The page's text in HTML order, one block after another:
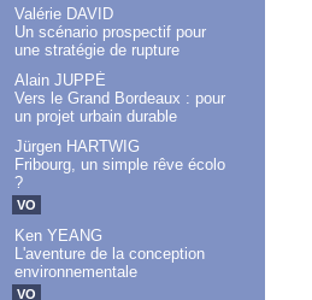
Valérie DAVID
Un scénario prospectif pour
une stratégie de rupture
Alain JUPPÉ
Vers le Grand Bordeaux : pour
un projet urbain durable
Jürgen HARTWIG
Fribourg, un simple rêve écolo
?
VO
Ken YEANG
L'aventure de la conception
environnementale
VO